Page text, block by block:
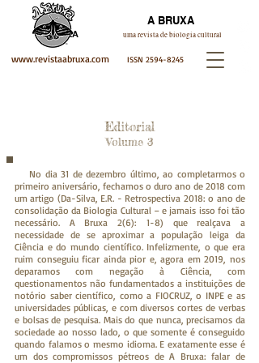
ISSN 2594-8245
www.revistaabruxa.com
A BRUXA uma revista de biologia cultural
A BRUXA
Editorial
Volume 3
No dia 31 de dezembro último, ao completarmos o
primeiro aniversário, fechamos o duro ano de 2018 com
um artigo (Da-Silva, E.R. - Retrospectiva 2018: o ano de
consolidação da Biologia Cultural – e jamais isso foi tão
necessário. A Bruxa 2(6): 1-8) que realçava a
necessidade de se aproximar a população leiga da
Ciência e do mundo científico. Infelizmente, o que era
ruim conseguiu ficar ainda pior e, agora em 2019, nos
deparamos com negação à Ciência, com
questionamentos não fundamentados a instituições de
notório saber científico, como a FIOCRUZ, o INPE e as
universidades públicas, e com diversos cortes de verbas
e bolsas de pesquisa. Mais do que nunca, precisamos da
sociedade ao nosso lado, o que somente é conseguido
quando falamos o mesmo idioma. E exatamente esse é
um dos compromissos pétreos de A Bruxa: falar de